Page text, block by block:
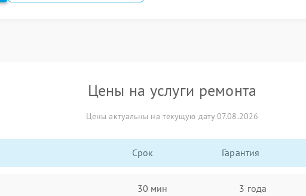
Цены на услуги ремонта
Цены актуальны на текущую дату 07.08.2026
Срок Гарантия
30 мин 3 года